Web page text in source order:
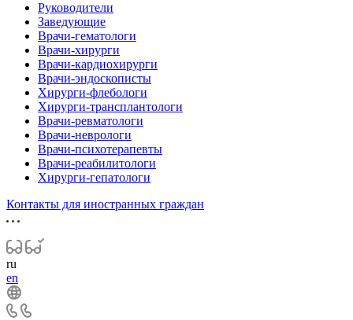
Руководители
Заведующие
Врачи-гематологи
Врачи-хирурги
Врачи-кардиохирурги
Врачи-эндоскописты
Хирурги-флебологи
Хирурги-трансплантологи
Врачи-ревматологи
Врачи-неврологи
Врачи-психотерапевты
Врачи-реабилитологи
Хирурги-гепатологи
Контакты для иностранных граждан
ru
en